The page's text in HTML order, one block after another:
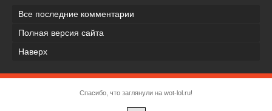
Все последние комментарии
Полная версия сайта
Наверх
Спасибо, что заглянули на wot-lol.ru!